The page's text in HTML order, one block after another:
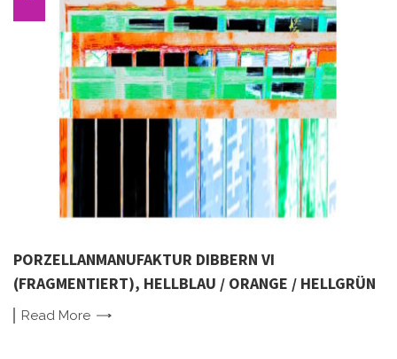
PORZELLANMANUFAKTUR DIBBERN VI
(FRAGMENTIERT), HELLBLAU / ORANGE / HELLGRÜN
Read More